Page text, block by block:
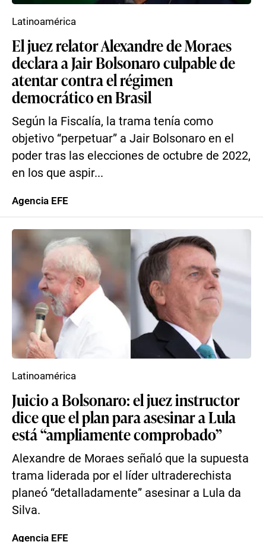
El juez relator Alexandre de Moraes
declara a Jair Bolsonaro culpable de
atentar contra el régimen
democrático en Brasil
Según la Fiscalía, la trama tenía como
objetivo “perpetuar” a Jair Bolsonaro en el
poder tras las elecciones de octubre de 2022,
en los que aspir...
Latinoamérica
Agencia EFE
Juicio a Bolsonaro: el juez instructor
dice que el plan para asesinar a Lula
está “ampliamente comprobado”
Alexandre de Moraes señaló que la supuesta
trama liderada por el líder ultraderechista
planeó “detalladamente” asesinar a Lula da
Silva.
Latinoamérica
Agencia EFE